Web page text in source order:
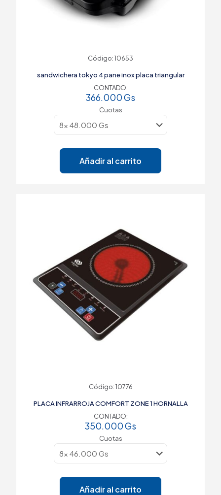
Código: 10653
sandwichera tokyo 4 pane inox placa triangular
CONTADO:
366.000Gs
Cuotas
Añadir al carrito
Código: 10776
PLACA INFRARROJA COMFORT ZONE 1 HORNALLA
CONTADO:
350.000Gs
Cuotas
Añadir al carrito